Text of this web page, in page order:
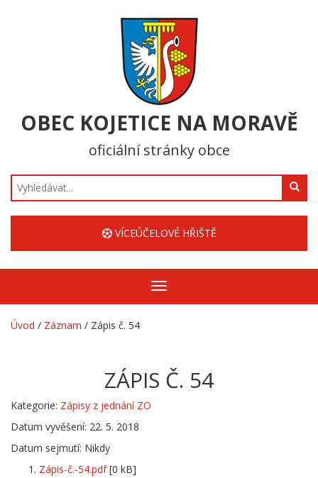
OBEC KOJETICE NA MORAVĚ
oficiální stránky obce
Hledat
VÍCEÚČELOVÉ HŘIŠTĚ
Zobrazit/skrýt
navigaci
Úvod / Záznam / Zápis č. 54
ZÁPIS Č. 54
Kategorie: Zápisy z jednání ZO
Datum vyvěšení: 22. 5. 2018
Datum sejmutí: Nikdy
Zápis-č.-54.pdf[0 kB]